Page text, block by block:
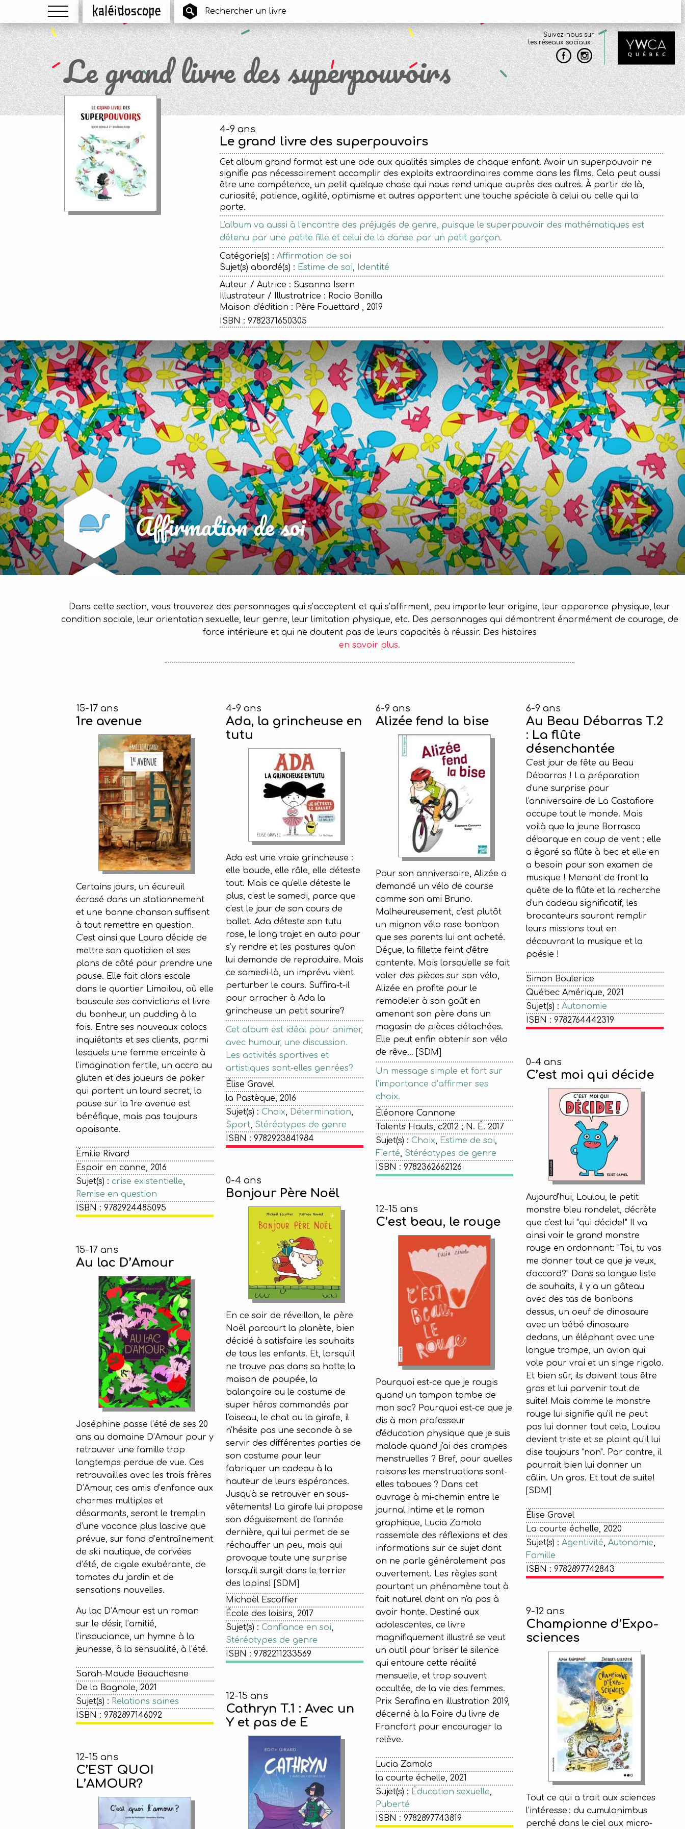
Menu Kaléidoscope
Suivez-nous sur
les réseaux sociaux :
Le grand livre des superpouvoirs
4-9 ans
Le grand livre des superpouvoirs
Cet album grand format est une ode aux qualités simples de chaque enfant. Avoir un superpouvoir ne
signifie pas nécessairement accomplir des exploits extraordinaires comme dans les films. Cela peut aussi
être une compétence, un petit quelque chose qui nous rend unique auprès des autres. À partir de là,
curiosité, patience, agilité, optimisme et autres apportent une touche spéciale à celui ou celle qui la
porte.
L'album va aussi à l'encontre des préjugés de genre, puisque le superpouvoir des mathématiques est
détenu par une petite fille et celui de la danse par un petit garçon.
Catégorie(s) : Affirmation de soi
Sujet(s) abordé(s) : Estime de soi,
Identité
Auteur / Autrice : Susanna Isern
Illustrateur / Illustratrice : Rocio Bonilla
Maison d'édition : Père Fouettard , 2019
ISBN : 9782371650305
Affirmation de soi
Dans cette section, vous trouverez des personnages qui s’acceptent et qui s’affirment, peu importe leur origine, leur apparence physique, leur
condition sociale, leur orientation sexuelle, leur genre, leur limitation physique, etc. Des personnages qui démontrent énormément de courage, de
force intérieure et qui ne doutent pas de leurs capacités à réussir. Des histoires
en savoir plus.
15-17 ans
1re avenue
Certains jours, un écureuil
écrasé dans un stationnement
et une bonne chanson suffisent
à tout remettre en question.
C'est ainsi que Laura décide de
mettre son quotidien et ses
plans de côté pour prendre une
pause. Elle fait alors escale
dans le quartier Limoilou, où elle
bouscule ses convictions et livre
du bonheur, un pudding à la
fois. Entre ses nouveaux colocs
inquiétants et ses clients, parmi
lesquels une femme enceinte à
l'imagination fertile, un accro au
gluten et des joueurs de poker
qui portent un lourd secret, la
pause sur la 1re avenue est
bénéfique, mais pas toujours
apaisante.
Émilie Rivard
Espoir en canne, 2016
Sujet(s) : crise existentielle,
Remise en question
ISBN : 9782924485095
4-9 ans
Ada, la grincheuse en
tutu
Ada est une vraie grincheuse :
elle boude, elle râle, elle déteste
tout. Mais ce qu'elle déteste le
plus, c'est le samedi, parce que
c'est le jour de son cours de
ballet. Ada déteste son tutu
rose, le long trajet en auto pour
s'y rendre et les postures qu'on
lui demande de reproduire. Mais
ce samedi-là, un imprévu vient
perturber le cours. Suffira-t-il
pour arracher à Ada la
grincheuse un petit sourire?
Cet album est idéal pour animer,
avec humour, une discussion.
Les activités sportives et
artistiques sont-elles genrées?
Élise Gravel
la Pastèque, 2016
Sujet(s) : Choix, Détermination,
Sport, Stéréotypes de genre
ISBN : 9782923841984
6-9 ans
Alizée fend la bise
Pour son anniversaire, Alizée a
demandé un vélo de course
comme son ami Bruno.
Malheureusement, c'est plutôt
un mignon vélo rose bonbon
que ses parents lui ont acheté.
Déçue, la fillette feint d'être
contente. Mais lorsqu'elle se fait
voler des pièces sur son vélo,
Alizée en profite pour le
remodeler à son goût en
amenant son père dans un
magasin de pièces détachées.
Elle peut enfin obtenir son vélo
de rêve... [SDM]
Un message simple et fort sur
l’importance d’affirmer ses
choix.
Éléonore Cannone
Talents Hauts, c2012 ; N. É. 2017
Sujet(s) : Choix, Estime de soi,
Fierté, Stéréotypes de genre
ISBN : 9782362662126
6-9 ans
Au Beau Débarras T.2
: La flûte
désenchantée
C'est jour de fête au Beau
Débarras ! La préparation
d'une surprise pour
l'anniversaire de La Castafiore
occupe tout le monde. Mais
voilà que la jeune Borrasca
débarque en coup de vent ; elle
a égaré sa flûte à bec et elle en
a besoin pour son examen de
musique ! Menant de front la
quête de la flûte et la recherche
d'un cadeau significatif, les
brocanteurs sauront remplir
leurs missions tout en
découvrant la musique et la
poésie !
Simon Boulerice
Québec Amérique, 2021
Sujet(s) : Autonomie
ISBN : 9782764442319
15-17 ans
Au lac D’Amour
Joséphine passe l’été de ses 20
ans au domaine D’Amour pour y
retrouver une famille trop
longtemps perdue de vue. Ces
retrouvailles avec les trois frères
D’Amour, ces amis d’enfance aux
charmes multiples et
désarmants, seront le tremplin
d’une vacance plus lascive que
prévue, sur fond d’entraînement
de ski nautique, de corvées
d’été, de cigale exubérante, de
tomates du jardin et de
sensations nouvelles.
Au lac D’Amour est un roman
sur le désir, l’amitié,
l’insouciance, un hymne à la
jeunesse, à la sensualité, à l’été.
Sarah-Maude Beauchesne
De la Bagnole, 2021
Sujet(s) : Relations saines
ISBN : 9782897146092
0-4 ans
Bonjour Père Noël
En ce soir de réveillon, le père
Noël parcourt la planète, bien
décidé à satisfaire les souhaits
de tous les enfants. Et, lorsqu'il
ne trouve pas dans sa hotte la
maison de poupée, la
balançoire ou le costume de
super héros commandés par
l'oiseau, le chat ou la girafe, il
n'hésite pas une seconde à se
servir des différentes parties de
son costume pour leur
fabriquer un cadeau à la
hauteur de leurs espérances.
Jusqu'à se retrouver en sous-
vêtements! La girafe lui propose
son déguisement de l'année
dernière, qui lui permet de se
réchauffer un peu, mais qui
provoque toute une surprise
lorsqu'il surgit dans le terrier
des lapins! [SDM]
Michaël Escoffier
École des loisirs, 2017
Sujet(s) : Confiance en soi,
Stéréotypes de genre
ISBN : 9782211233569
12-15 ans
C’est beau, le rouge
Pourquoi est-ce que je rougis
quand un tampon tombe de
mon sac? Pourquoi est-ce que je
dis à mon professeur
d'éducation physique que je suis
malade quand j'ai des crampes
menstruelles ? Bref, pour quelles
raisons les menstruations sont-
elles taboues ? Dans cet
ouvrage à mi-chemin entre le
journal intime et le roman
graphique, Lucia Zamolo
rassemble des réflexions et des
informations sur ce sujet dont
on ne parle généralement pas
ouvertement. Les règles sont
pourtant un phénomène tout à
fait naturel dont on n'a pas à
avoir honte. Destiné aux
adolescentes, ce livre
magnifiquement illustré se veut
un outil pour briser le silence
qui entoure cette réalité
mensuelle, et trop souvent
occultée, de la vie des femmes.
Prix Serafina en illustration 2019,
décerné à la Foire du livre de
Francfort pour encourager la
relève.
Lucia Zamolo
la courte échelle, 2021
Sujet(s) : Éducation sexuelle,
Puberté
ISBN : 9782897743819
0-4 ans
C’est moi qui décide
Aujourd'hui, Loulou, le petit
monstre bleu rondelet, décrète
que c'est lui "qui décide!" Il va
ainsi voir le grand monstre
rouge en ordonnant: "Toi, tu vas
me donner tout ce que je veux,
d'accord?" Dans sa longue liste
de souhaits, il y a un gâteau
avec des tas de bonbons
dessus, un oeuf de dinosaure
avec un bébé dinosaure
dedans, un éléphant avec une
longue trompe, un avion qui
vole pour vrai et un singe rigolo.
Et bien sûr, ils doivent tous être
gros et lui parvenir tout de
suite! Mais comme le monstre
rouge lui signifie qu'il ne peut
pas lui donner tout cela, Loulou
devient triste et se plaint qu'il lui
dise toujours "non". Par contre, il
pourrait bien lui donner un
câlin. Un gros. Et tout de suite!
[SDM]
Élise Gravel
La courte échelle, 2020
Sujet(s) : Agentivité, Autonomie,
Famille
ISBN : 9782897742843
12-15 ans
C’EST QUOI
L’AMOUR?
12-15 ans
Cathryn T.1 : Avec un
Y et pas de E
9-12 ans
Championne d’Expo-
sciences
Tout ce qui a trait aux sciences
l’intéresse : du cumulonimbus
perché dans le ciel aux micro-